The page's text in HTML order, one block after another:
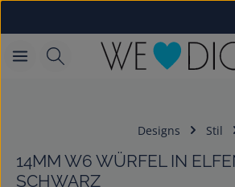
Designs Stil
14MM W6 WÜRFEL IN
SCHWARZ